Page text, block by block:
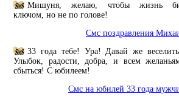
Мишуня, желаю, чтобы жизнь
ключом, но не по голове!
Смс поздравления
33 года тебе! Ура! Давай же
Улыбок, радости, добра, и всем
сбыться! С юбилеем!
Смс на юбилей 33 года